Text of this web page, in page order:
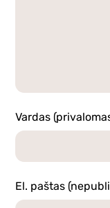
Vardas
El. paštas